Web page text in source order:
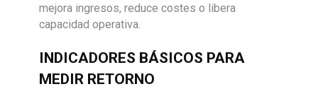
mejora ingresos, reduce costes o libera
capacidad operativa.
INDICADORES BÁSICOS PARA
MEDIR RETORNO